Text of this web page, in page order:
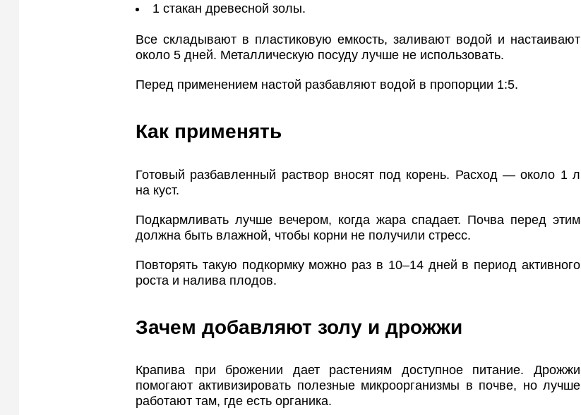
1 стакан древесной золы.
Все складывают в пластиковую емкость, заливают водой и настаивают
около 5 дней. Металлическую посуду лучше не использовать.
Перед применением настой разбавляют водой в пропорции 1:5.
Как применять
Готовый разбавленный раствор вносят под корень. Расход — около 1 л
на куст.
Подкармливать лучше вечером, когда жара спадает. Почва перед этим
должна быть влажной, чтобы корни не получили стресс.
Повторять такую подкормку можно раз в 10–14 дней в период активного
роста и налива плодов.
Зачем добавляют золу и дрожжи
Крапива при брожении дает растениям доступное питание. Дрожжи
помогают активизировать полезные микроорганизмы в почве, но лучше
работают там, где есть органика.